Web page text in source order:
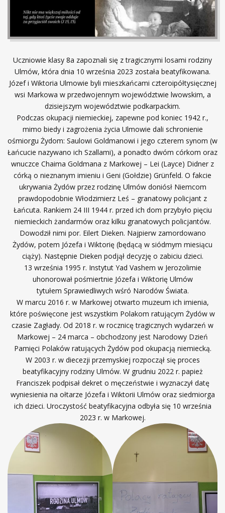
Uczniowie klasy 8a zapoznali się z tragicznymi losami rodziny
Ulmów, która dnia 10 września 2023 została beatyfikowana.
Józef i Wiktoria Ulmowie byli mieszkańcami czteroipółtysięcznej
wsi Markowa w przedwojennym województwie lwowskim, a
dzisiejszym województwie podkarpackim.
Podczas okupacji niemieckiej, zapewne pod koniec 1942 r.,
mimo biedy i zagrożenia życia Ulmowie dali schronienie
ośmiorgu Żydom: Saulowi Goldmanowi i jego czterem synom (w
Łańcucie nazywano ich Szallami), a ponadto dwóm córkom oraz
wnuczce Chaima Goldmana z Markowej – Lei (Layce) Didner z
córką o nieznanym imieniu i Geni (Gołdzie) Grünfeld. O fakcie
ukrywania Żydów przez rodzinę Ulmów doniósł Niemcom
prawdopodobnie Włodzimierz Leś – granatowy policjant z
Łańcuta. Rankiem 24 III 1944 r. przed ich dom przybyło pięciu
niemieckich żandarmów oraz kilku granatowych policjantów.
Dowodził nimi por. Eilert Dieken. Najpierw zamordowano
Żydów, potem Józefa i Wiktorię (będącą w siódmym miesiącu
ciąży). Następnie Dieken podjął decyzję o zabiciu dzieci.
13 września 1995 r. Instytut Yad Vashem w Jerozolimie
uhonorował pośmiertnie Józefa i Wiktorię Ulmów
tytułem Sprawiedliwych wśró Narodów Świata.
W marcu 2016 r. w Markowej otwarto muzeum ich imienia,
które poświęcone jest wszystkim Polakom ratującym Żydów w
czasie Zagłady. Od 2018 r. w rocznicę tragicznych wydarzeń w
Markowej – 24 marca – obchodzony jest Narodowy Dzień
Pamięci Polaków ratujących Żydów pod okupacją niemiecką.
W 2003 r. w diecezji przemyskiej rozpoczął się proces
beatyfikacyjny rodziny Ulmów. W grudniu 2022 r. papież
Franciszek podpisał dekret o męczeństwie i wyznaczył datę
wyniesienia na ołtarze Józefa i Wiktorii Ulmów oraz siedmiorga
ich dzieci. Uroczystość beatyfikacyjna odbyła się 10 września
2023 r. w Markowej.